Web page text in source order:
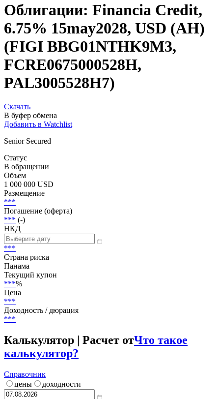
Облигации: Financia Credit,
6.75% 15may2028, USD (AH)
(FIGI BBG01NTHK9M3,
FCRE0675000528H,
PAL3005528H7)
Скачать
В буфер обмена
Добавить в Watchlist
Senior Secured
Статус
В обращении
Объем
1 000 000 USD
Размещение
***
Погашение (оферта)
*** (-)
НКД
***
Страна риска
Панама
Текущий купон
***%
Цена
***
Доходность / дюрация
***
Калькулятор | Расчет отЧто такое
калькулятор?
Справочник
цены
доходности